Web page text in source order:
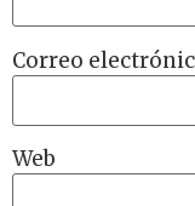
Correo
Web